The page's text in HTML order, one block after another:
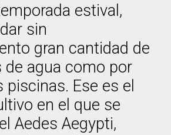
estival,
sin
gran cantidad de
de agua como por
piscinas. Ese es el
en el que se
Aedes Aegypti,